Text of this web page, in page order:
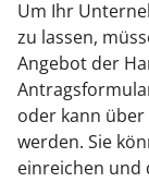
Um Ihr
zu lassen,
Angebot der
oder kann
werden. Sie
einreichen und